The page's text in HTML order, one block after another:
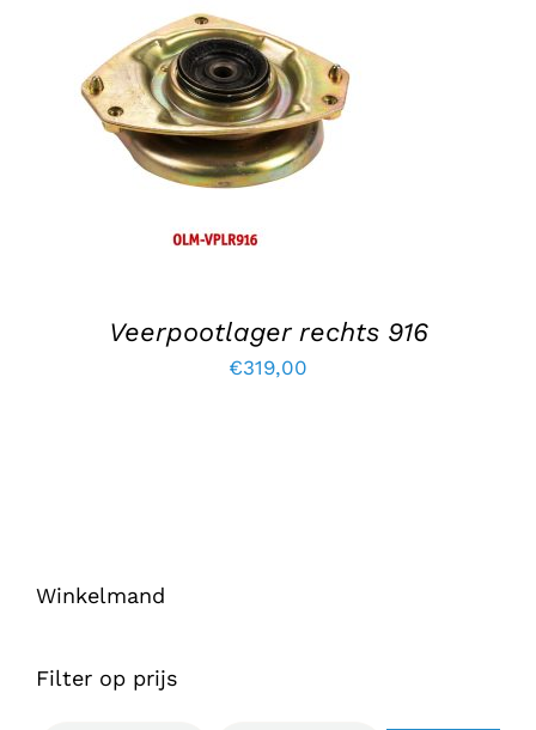
TOEVOEGEN AAN WINKELWAGEN
/
DETAILS
Veerpootlager rechts 916
€319,00
Winkelmand
Filter op prijs